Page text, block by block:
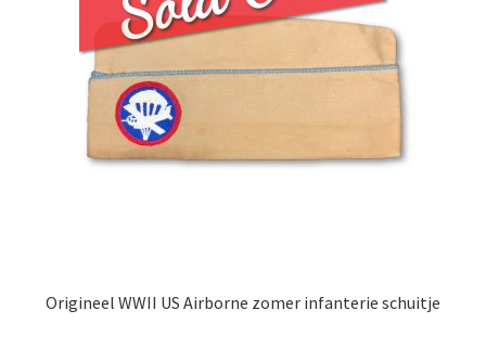
Origineel WWII US Airborne zomer infanterie schuitje